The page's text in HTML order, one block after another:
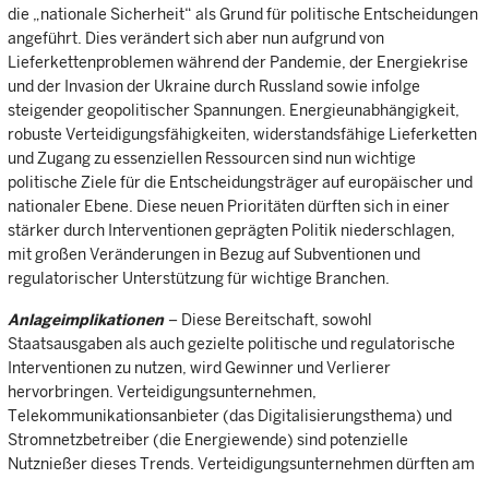
die „nationale Sicherheit“ als Grund für politische Entscheidungen
angeführt. Dies verändert sich aber nun aufgrund von
Lieferkettenproblemen während der Pandemie, der Energiekrise
und der Invasion der Ukraine durch Russland sowie infolge
steigender geopolitischer Spannungen. Energieunabhängigkeit,
robuste Verteidigungsfähigkeiten, widerstandsfähige Lieferketten
und Zugang zu essenziellen Ressourcen sind nun wichtige
politische Ziele für die Entscheidungsträger auf europäischer und
nationaler Ebene. Diese neuen Prioritäten dürften sich in einer
stärker durch Interventionen geprägten Politik niederschlagen,
mit großen Veränderungen in Bezug auf Subventionen und
regulatorischer Unterstützung für wichtige Branchen.
Anlageimplikationen – Diese Bereitschaft, sowohl
Staatsausgaben als auch gezielte politische und regulatorische
Interventionen zu nutzen, wird Gewinner und Verlierer
hervorbringen. Verteidigungsunternehmen,
Telekommunikationsanbieter (das Digitalisierungsthema) und
Stromnetzbetreiber (die Energiewende) sind potenzielle
Nutznießer dieses Trends. Verteidigungsunternehmen dürften am